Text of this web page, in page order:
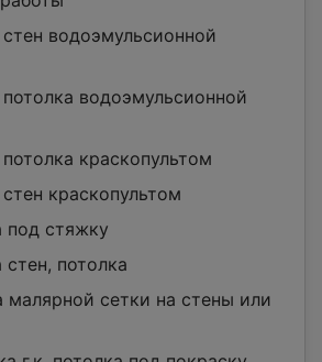
водоэмульсионной
водоэмульсионной
краскопультом
краскопультом
под стяжку
стен, потолка
малярной сетки на стены или